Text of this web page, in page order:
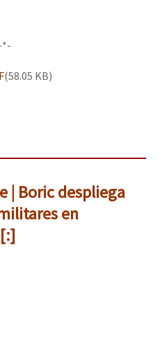
*-
(58.05 KB)
| Boric despliega
en